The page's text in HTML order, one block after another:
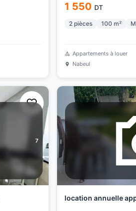
1 550 DT
2 pièces 100 m²
Appartements à louer
Nabeul
7
location annuelle